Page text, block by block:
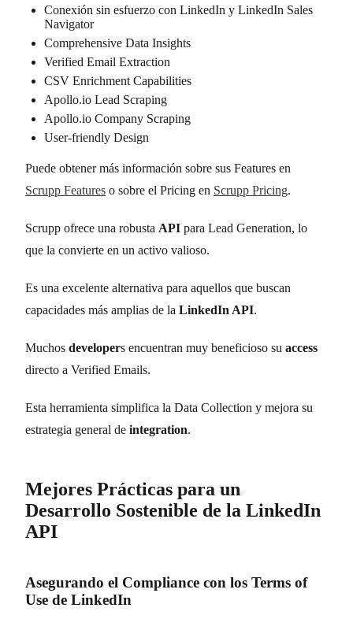
Conexión sin esfuerzo con LinkedIn y LinkedIn Sales
Navigator
Comprehensive Data Insights
Verified Email Extraction
CSV Enrichment Capabilities
Apollo.io Lead Scraping
Apollo.io Company Scraping
User-friendly Design
Puede obtener más información sobre sus Features en
Scrupp Features o sobre el Pricing en Scrupp Pricing.
Scrupp ofrece una robusta API para Lead Generation, lo
que la convierte en un activo valioso.
Es una excelente alternativa para aquellos que buscan
capacidades más amplias de la LinkedIn API.
Muchos developers encuentran muy beneficioso su access
directo a Verified Emails.
Esta herramienta simplifica la Data Collection y mejora su
estrategia general de integration.
Mejores Prácticas para un
Desarrollo Sostenible de la LinkedIn
API
Asegurando el Compliance con los Terms of
Use de LinkedIn